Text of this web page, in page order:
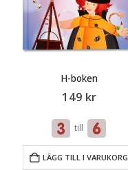
H-boken
149 kr
till
LÄGG TILL I VARUKORG